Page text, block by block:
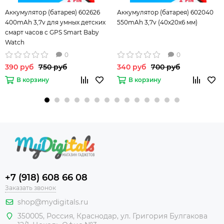
Аккумулятор (батарея) 602626
400mAh 3,7v для умных детских
смарт часов с GPS Smart Baby
Watch
Q50/Q60/Q80/Q90/EW100/T58 и
других устройств
0
390 руб 750 руб
В корзину
Аккумулятор (батарея) 602040
550mAh 3,7v (40х20х6 мм)
0
340 руб 700 руб
В корзину
+7 (918) 608 66 08
Заказать звонок
shop@mydigitals.ru
350005, Россия, Краснодар, ул. Григория Булгакова